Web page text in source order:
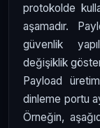
protokolde
aşamadır.
güvenlik
değişiklik
Payload
dinleme portu
Örneğin,